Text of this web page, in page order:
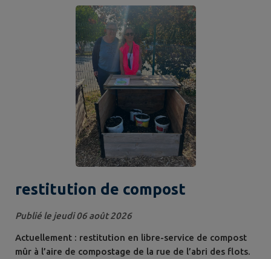
reçu 67 photos. Douze d’entre elles sont exposées. Les
5 photos primées sont : 1/ Phragmite des joncs de
Jean-Paul DUBOIS 2/ Le gardien de la...
restitution de compost
Publié le jeudi 06 août 2026
Actuellement : restitution en libre-service de compost
mûr à l’aire de compostage de la rue de l’abri des flots.